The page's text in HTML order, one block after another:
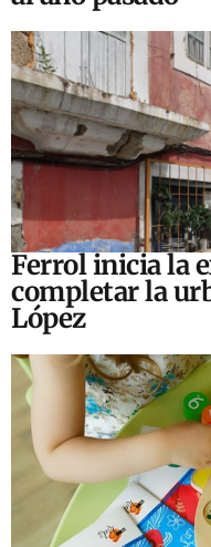
Ferrol inicia la
completar la
López